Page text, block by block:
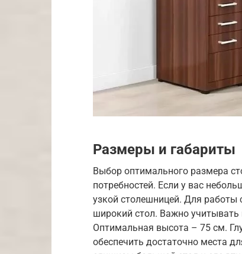
Размеры и габариты
Выбор оптимального размера
потребностей. Если у вас
узкой столешницей. Для работы
широкий стол. Важно
Оптимальная высота – 75 см.
обеспечить достаточно места